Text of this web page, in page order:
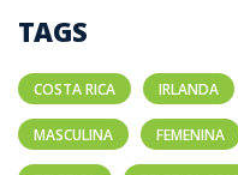
TAGS
COSTA RICA IRLANDA
MASCULINA FEMENINA